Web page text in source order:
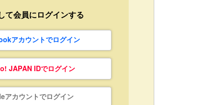
て会員にログインする
アカウントでログイン
JAPAN IDでログイン
アカウントでログイン